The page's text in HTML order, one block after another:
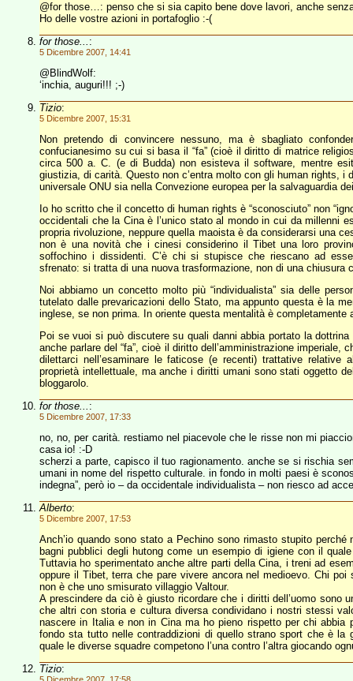
@for those…: penso che si sia capito bene dove lavori, anche
Ho delle vostre azioni in portafoglio :-(
for those... :
5 Dicembre 2007, 14:41
@BlindWolf:
‘inchia, auguri!!! ;-)
Tizio:
5 Dicembre 2007, 15:31
Non pretendo di convincere nessuno, ma è sbagliato
confucianesimo su cui si basa il “fa” (cioè il diritto di matrice
circa 500 a. C. (e di Budda) non esisteva il software, mentre
giustizia, di carità. Questo non c’entra molto con gli human rights,
universale ONU sia nella Convezione europea per la salvaguardia
Io ho scritto che il concetto di human rights è “sconosciuto” non
occidentali che la Cina è l’unico stato al mondo in cui da millenni
propria rivoluzione, neppure quella maoista è da considerarsi una
non è una novità che i cinesi considerino il Tibet una loro
soffochino i dissidenti. C’è chi si stupisce che riescano ad
sfrenato: si tratta di una nuova trasformazione, non di una chiusura
Noi abbiamo un concetto molto più “individualista” sia delle
tutelato dalle prevaricazioni dello Stato, ma appunto questa è la
inglese, se non prima. In oriente questa mentalità è completamente
Poi se vuoi si può discutere su quali danni abbia portato la
anche parlare del “fa”, cioè il diritto dell’amministrazione imperiale,
dilettarci nell’esaminare le faticose (e recenti) trattative relative
proprietà intellettuale, ma anche i diritti umani sono stati oggetto
bloggarolo.
for those... :
5 Dicembre 2007, 17:33
no, no, per carità. restiamo nel piacevole che le risse non mi
casa io! :-D
scherzi a parte, capisco il tuo ragionamento. anche se si rischia
umani in nome del rispetto culturale. in fondo in molti paesi è
indegna”, però io – da occidentale individualista – non riesco ad
Alberto:
5 Dicembre 2007, 17:53
Anch’io quando sono stato a Pechino sono rimasto stupito
bagni pubblici degli hutong come un esempio di igiene con il
Tuttavia ho sperimentato anche altre parti della Cina, i treni ad
oppure il Tibet, terra che pare vivere ancora nel medioevo. Chi
non è che uno smisurato villaggio Valtour.
A prescindere da ciò è giusto ricordare che i diritti dell’uomo sono
che altri con storia e cultura diversa condividano i nostri stessi
nascere in Italia e non in Cina ma ho pieno rispetto per chi
fondo sta tutto nelle contraddizioni di quello strano sport che è
quale le diverse squadre competono l’una contro l’altra giocando
Tizio: